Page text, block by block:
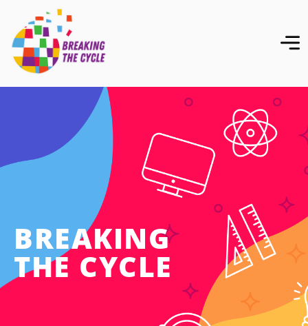
BREAKING
THE CYCLE